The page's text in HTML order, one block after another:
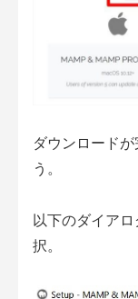
ダウンロード
う。
以下のダイア
択。